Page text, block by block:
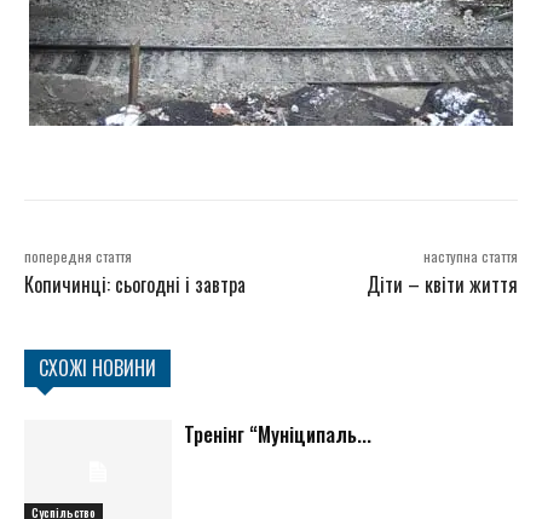
попередня стаття
Копичинці: сьогодні і завтра
наступна стаття
Діти – квіти життя
СХОЖІ НОВИНИ
Суспільство
Тренінг “Муніципаль...